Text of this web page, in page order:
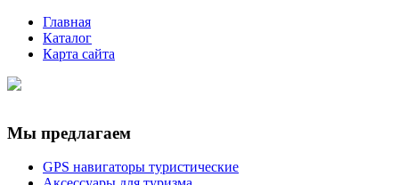
Главная
Каталог
Карта сайта
Мы предлагаем
GPS навигаторы туристические